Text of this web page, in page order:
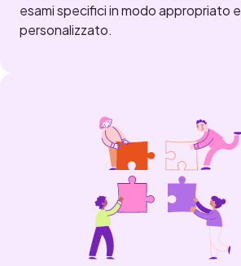
esami specifici in modo appropriato e
personalizzato.